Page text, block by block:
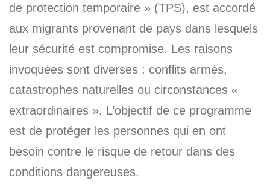
de protection temporaire » (TPS), est accordé
aux migrants provenant de pays dans lesquels
leur sécurité est compromise. Les raisons
invoquées sont diverses : conflits armés,
catastrophes naturelles ou circonstances «
extraordinaires ». L’objectif de ce programme
est de protéger les personnes qui en ont
besoin contre le risque de retour dans des
conditions dangereuses.